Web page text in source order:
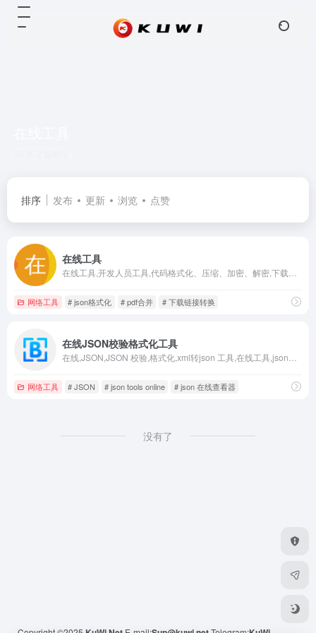
排序 发布 更新 浏览 点赞
在线工具
网络工具 # json格式化 # pdf合并 # 下载链接转换
在线JSON校验格式化工具
网络工具 # JSON # json tools online # json 在线查看器
没有了